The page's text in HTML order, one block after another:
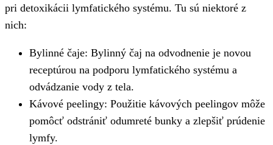
pri detoxikácii lymfatického systému. Tu sú niektoré z
nich:
Bylinné čaje: Bylinný čaj na odvodnenie je novou
receptúrou na podporu lymfatického systému a
odvádzanie vody z tela.
Kávové peelingy: Použitie kávových peelingov môže
pomôcť odstrániť odumreté bunky a zlepšiť prúdenie
lymfy.